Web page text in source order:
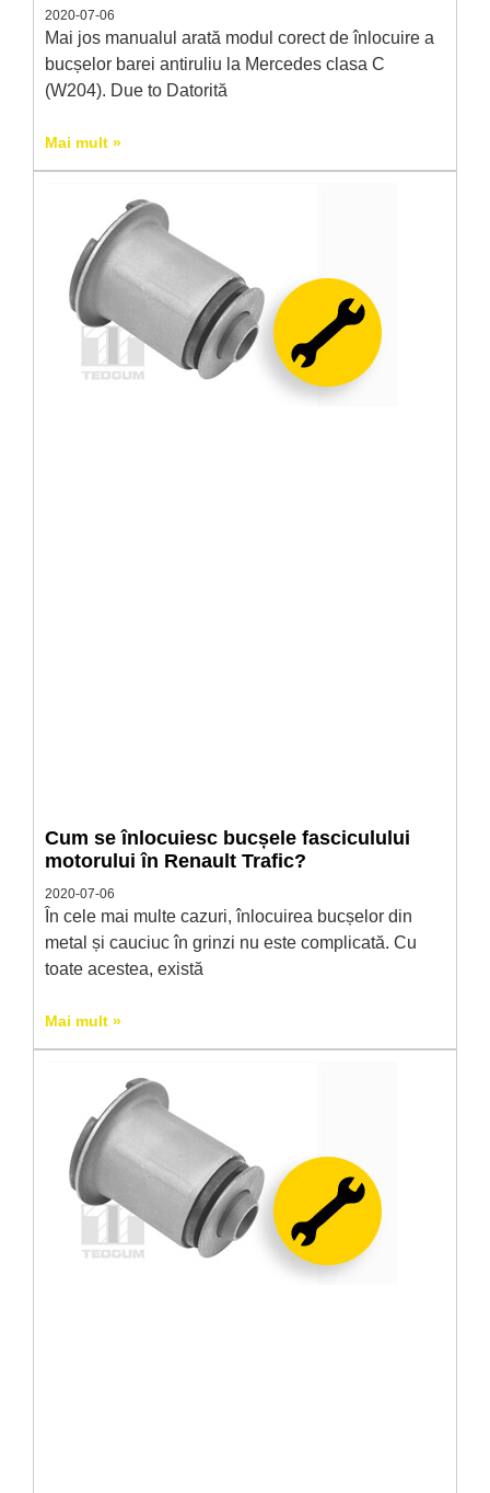
2020-07-06
Mai jos manualul arată modul corect de înlocuire a
bucșelor barei antiruliu la Mercedes clasa C
(W204). Due to Datorită
Mai mult »
Cum se înlocuiesc bucșele fasciculului
motorului în Renault Trafic?
2020-07-06
În cele mai multe cazuri, înlocuirea bucșelor din
metal și cauciuc în grinzi nu este complicată. Cu
toate acestea, există
Mai mult »